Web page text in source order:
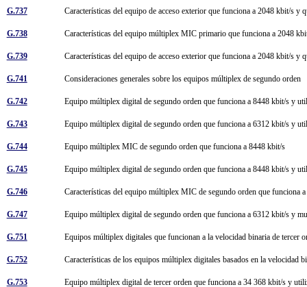
G.737 Características del equipo de acceso exterior que funciona a 2048 kbit/s
G.738 Características del equipo múltiplex MIC primario que funciona a 2048
G.739 Características del equipo de acceso exterior que funciona a 2048 kbit/s
G.741 Consideraciones generales sobre los equipos múltiplex de segundo orden
G.742 Equipo múltiplex digital de segundo orden que funciona a 8448 kbit/s y
G.743 Equipo múltiplex digital de segundo orden que funciona a 6312 kbit/s y
G.744 Equipo múltiplex MIC de segundo orden que funciona a 8448 kbit/s
G.745 Equipo múltiplex digital de segundo orden que funciona a 8448 kbit/s y
G.746 Características del equipo múltiplex MIC de segundo orden que funciona
G.747 Equipo múltiplex digital de segundo orden que funciona a 6312 kbit/s y
G.751 Equipos múltiplex digitales que funcionan a la velocidad binaria de
G.752 Características de los equipos múltiplex digitales basados en la
G.753 Equipo múltiplex digital de tercer orden que funciona a 34 368 kbit/s y